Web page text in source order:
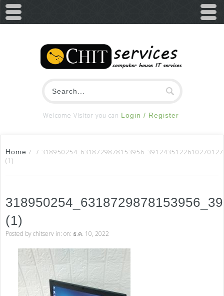
Welcome Visitor you can Login / Register
Home / /
(1)
(1)
Posted bychitserv in: on: ธ.ค. 10, 2022